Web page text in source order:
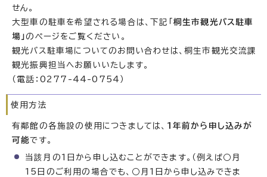
せん。
大型車の駐車を希望される場合は、下記「 桐生市観光バス駐車
場」 のページをご覧ください。
観光バス駐車場についてのお問い合わせは、桐生市観光交流課
観光振興担当へお願いいたします。
（電話：0277-44-0754）
使用方法
有鄰館の各施設の使用につきましては、 1年前から申し込みが
可能です。
当該月の1日から申し込むことができます。（例えば○月
15日のご利用の場合でも、○月1日から申し込みできま